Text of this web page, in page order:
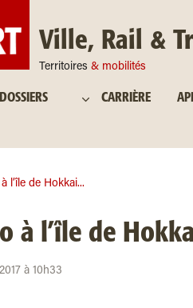
Ville, Rail &
Territoires & mobilités
DOSSIERS CARRIÈRE
l’île de Hokkai...
à l’île de
à 10h33